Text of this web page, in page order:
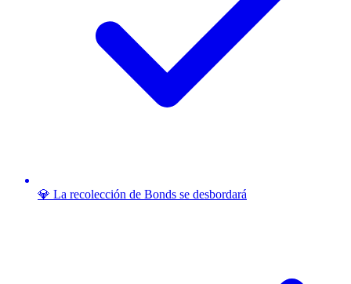
💎 La recolección de Bonds se desbordará